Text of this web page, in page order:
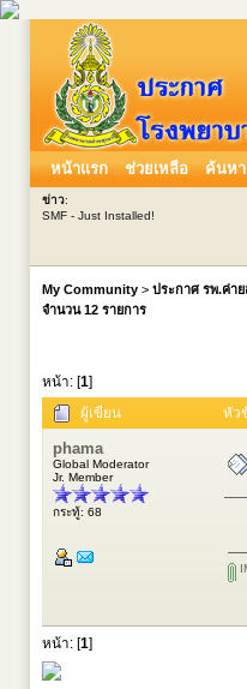
หน้าแรก ช่วยเหลือ ค้นหา
ข่าว:
SMF - Just Installed!
My Community > ประกาศ รพ.ค่า
จำนวน 12 รายการ
หน้า: [1]
ผู้เขียน
หัว
phama
Global Moderator
Jr. Member
กระทู้: 68
หน้า: [1]